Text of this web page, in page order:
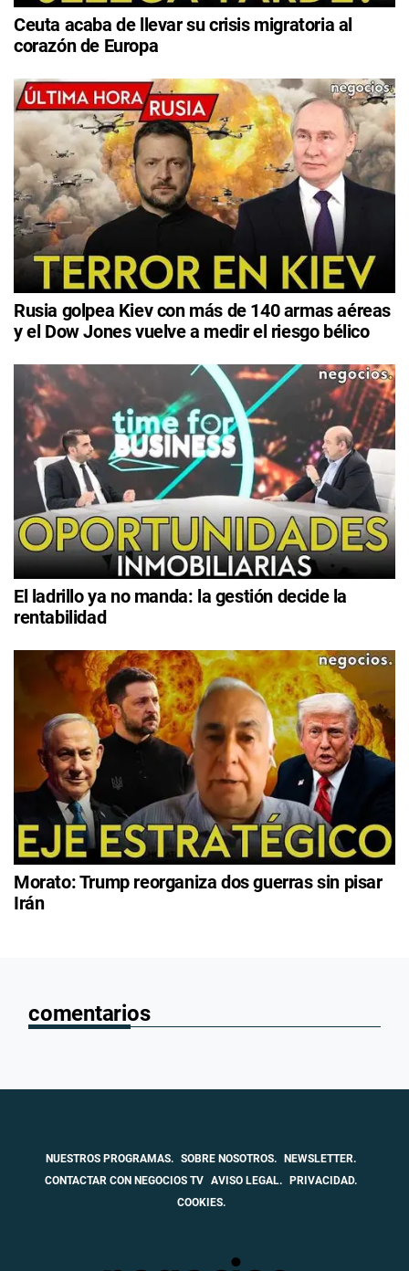
Ceuta acaba de llevar su crisis migratoria al
corazón de Europa
Rusia golpea Kiev con más de 140 armas aéreas
y el Dow Jones vuelve a medir el riesgo bélico
El ladrillo ya no manda: la gestión decide la
rentabilidad
Morato: Trump reorganiza dos guerras sin pisar
Irán
comentarios
NUESTROS PROGRAMAS. SOBRE NOSOTROS.
NEWSLETTER.
CONTACTAR CON NEGOCIOS TV AVISO LEGAL.
PRIVACIDAD.
COOKIES.